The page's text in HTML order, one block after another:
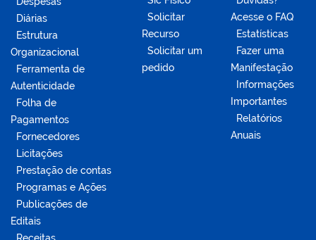
Diárias
Estrutura
Organizacional
Ferramenta de
Autenticidade
Folha de
Pagamentos
Fornecedores
Licitações
Prestação de contas
Programas e Ações
Publicações de
Editais
Solicitar
Recurso
Solicitar um
pedido
Acesse o FAQ
Estatísticas
Fazer uma
Manifestação
Informações
Importantes
Relatórios
Anuais